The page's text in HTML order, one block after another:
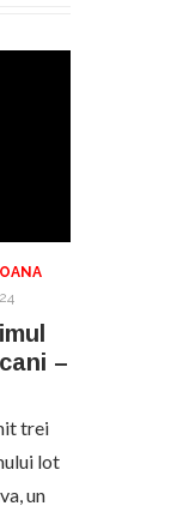
OANA
–
trei
lot
un